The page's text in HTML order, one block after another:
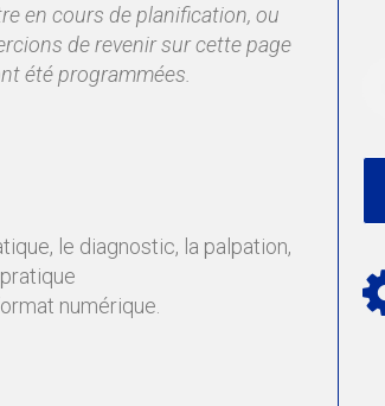
en cours de planification, ou
de revenir sur cette page
été programmées.
le diagnostic, la palpation,
numérique.